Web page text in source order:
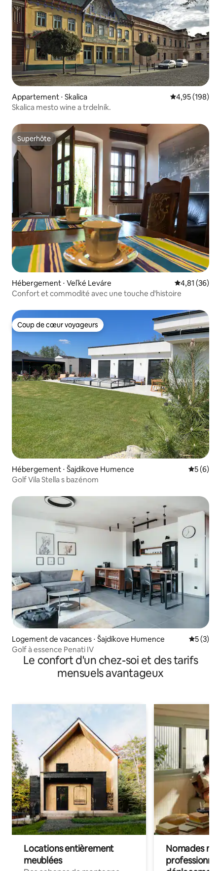
Appartement ⋅ Skalica Évaluation
4,95 (198)
Skalica mesto wine a trdelník.
Superhôte
Superhôte
Hébergement ⋅ Veľké Leváre Évaluation
4,81 (36)
Confort et commodité avec une touche d'histoire
Coup de cœur voyageurs
Coup de cœur voyageurs
Hébergement ⋅ Šajdíkove Humence
5 (6)
Golf Vila Stella s bazénom
Logement de vacances ⋅ Šajdíkove Humence
5 (3)
Golf à essence Penati IV
Le confort d'un chez-soi et des tarifs
mensuels avantageux
Locations entièrement
meublées
Nomades